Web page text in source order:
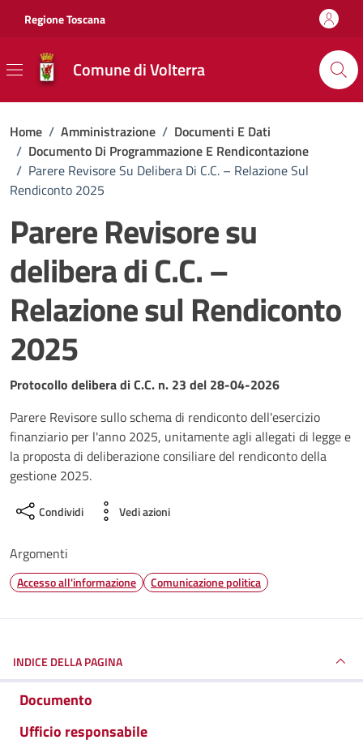
Regione Toscana
Comune di Volterra
Home / Amministrazione / Documenti E Dati
/ Documento Di Programmazione E Rendicontazione
/ Parere Revisore Su Delibera Di C.C. – Relazione Sul
Rendiconto 2025
Parere Revisore su
delibera di C.C. –
Relazione sul Rendiconto
2025
Dettagli del documento
Protocollo delibera di C.C. n. 23 del 28-04-2026
Parere Revisore sullo schema di rendiconto dell'esercizio
finanziario per l'anno 2025, unitamente agli allegati di legge e
la proposta di deliberazione consiliare del rendiconto della
gestione 2025.
Condividi Vedi azioni
Argomenti
Accesso all'informazione Comunicazione politica
INDICE DELLA PAGINA
Documento
Ufficio responsabile